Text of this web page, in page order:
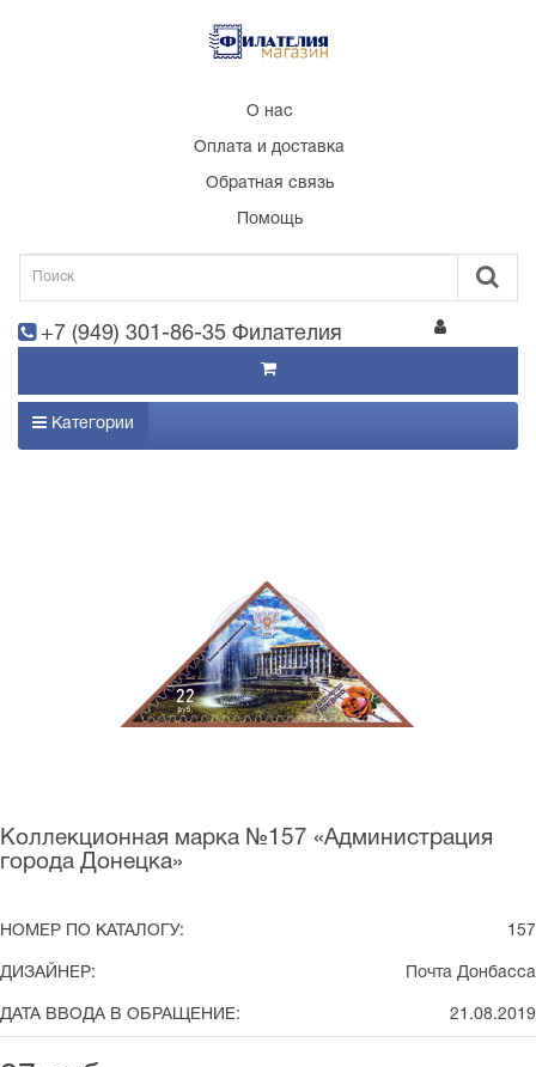
О нас
Оплата и доставка
Обратная связь
Помощь
+7 (949) 301-86-35 Филателия
Категории
Коллекционная марка №157 «Администрация
города Донецка»
НОМЕР ПО КАТАЛОГУ: 157
ДИЗАЙНЕР: Почта Донбасса
ДАТА ВВОДА В ОБРАЩЕНИЕ: 21.08.2019